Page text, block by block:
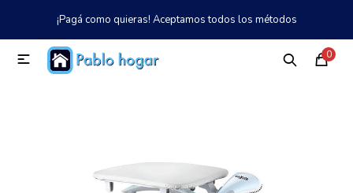
¡Pagá como quieras! Aceptamos todos los métodos
0

MI CUENTA
Catálogo Tienda 097 997 042
Refrigeración